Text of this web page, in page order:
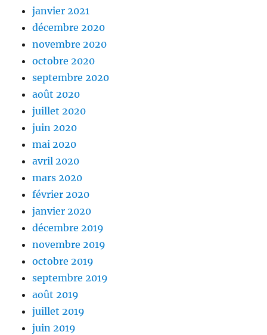
janvier 2021
décembre 2020
novembre 2020
octobre 2020
septembre 2020
août 2020
juillet 2020
juin 2020
mai 2020
avril 2020
mars 2020
février 2020
janvier 2020
décembre 2019
novembre 2019
octobre 2019
septembre 2019
août 2019
juillet 2019
juin 2019